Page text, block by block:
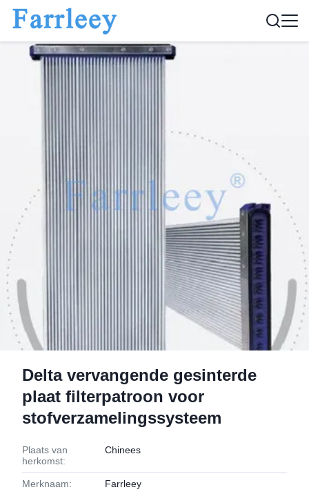
Delta vervangende gesinterde
plaat filterpatroon voor
stofverzamelingssysteem
Plaats van
herkomst:
Chinees
Merknaam: Farrleey